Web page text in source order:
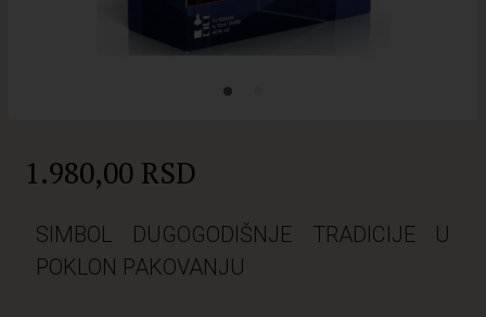
1.980,00 RSD
SIMBOL DUGOGODIŠNJE TRADICIJE U
POKLON PAKOVANJU